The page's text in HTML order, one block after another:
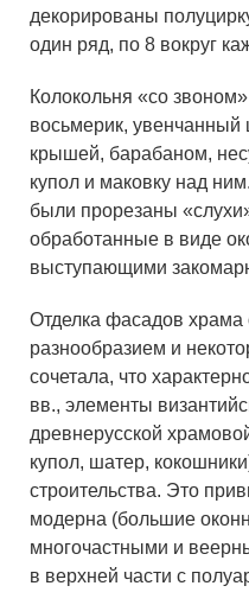
декорированы
один ряд, по 8 вокруг
Колокольня «со
восьмерик, увенчанный
крышей, барабаном,
купол и маковку над
были прорезаны
обработанные в виде
выступающими
Отделка фасадов храма
разнообразием и
сочетала, что
вв., элементы
древнерусской
купол, шатер,
строительства. Это
модерна (большие
многочастными и
в верхней части с